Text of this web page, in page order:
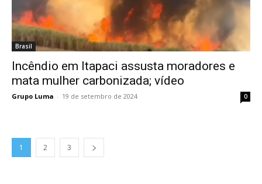
Brasil
Incêndio em Itapaci assusta moradores e
mata mulher carbonizada; vídeo
Grupo Luma - 19 de setembro de 2024 0
1 2 3